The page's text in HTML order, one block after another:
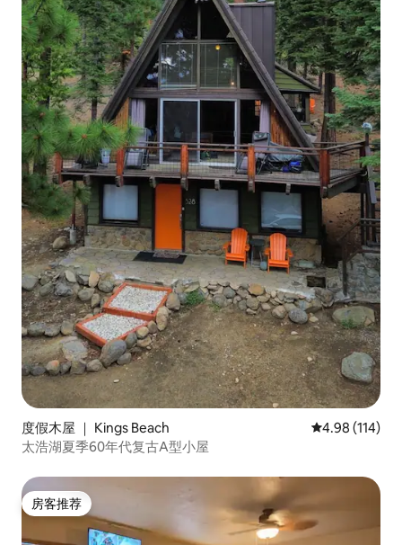
度假木屋 ｜ Kings Beach 平均评分 4.98
4.98 (114)
太浩湖夏季60年代复古A型小屋
房客推荐
房客推荐